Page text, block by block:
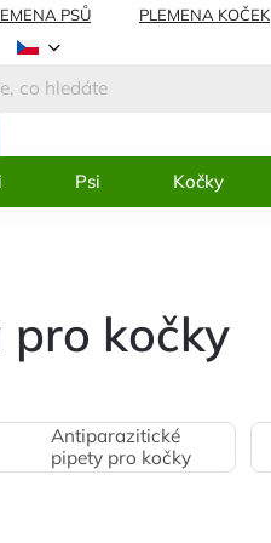
PSŮ PLEMENA KOČEK
Psi Kočky
kočky
Antiparazitické
pipety pro kočky